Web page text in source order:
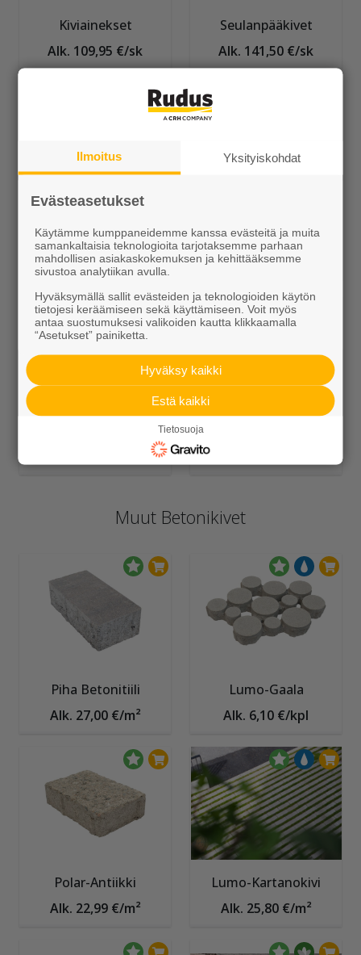
Kiviainekset
Alk. 109,95 €/sk
Seulanpääkivet
Alk. 141,50 €/sk
reunakivi
Alk. 16,00 €/kpl
reunakivi
Alk. 13,25 €/kpl
Muut Betonikivet
Piha Betonitiili
Alk. 27,00 €/m²
Lumo-Gaala
Alk. 6,10 €/kpl
Polar-Antiikki
Alk. 22,99 €/m²
Lumo-Kartanokivi
Alk. 25,80 €/m²
Ilmoitus Yksityiskohdat
Evästeasetukset
Käytämme kumppaneidemme kanssa evästeitä ja muita
samankaltaisia teknologioita tarjotaksemme parhaan
mahdollisen asiakaskokemuksen ja kehittääksemme
sivustoa analytiikan avulla.
Hyväksymällä sallit evästeiden ja teknologioiden käytön
tietojesi keräämiseen sekä käyttämiseen. Voit myös
antaa suostumuksesi valikoiden kautta klikkaamalla
“Asetukset” painiketta.
Hyväksy kaikki
Estä kaikki
Tietosuoja